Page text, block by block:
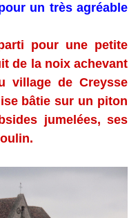
un très agréable
pour une petite
de la noix achevant
village de Creysse
bâtie sur un piton
jumelées, ses